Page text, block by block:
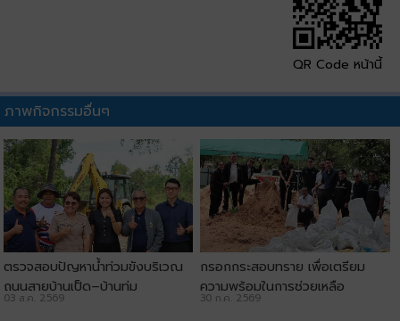
QR Code หน้านี้
ภาพกิจกรรมอื่นๆ
ตรวจสอบปัญหาน้ำท่วมขังบริเวณ
ถนนสายบ้านเป็ด–บ้านทุ่ม
03 ส.ค. 2569
กรอกกระสอบทราย เพื่อเตรียม
ความพร้อมในการช่วยเหลือ
ประชาชน
30 ก.ค. 2569